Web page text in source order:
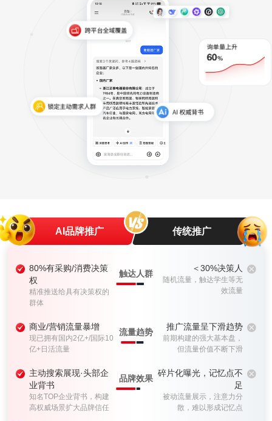
AI品牌推广 传统推广
80%有采购/消费决策
权
精准推送给具有决策权的
群体
触达人群
＜30%决策人
随机流量，触达学生等无
效流量
商业/营销流量暴增
现已拥有国内2亿+/国际10
亿+日活流量
流量趋势
推广流量呈下滑趋势
前期构建的强大基本盘，
但流量价值不断下滑
主动搜索展现·头部企
业背书
知名TOP企业背书，构建
高权威场景扩大品牌信任
品牌效果
碎片化曝光，记忆点不
足
被动流量展示，注意力分
散，难以形成记忆点